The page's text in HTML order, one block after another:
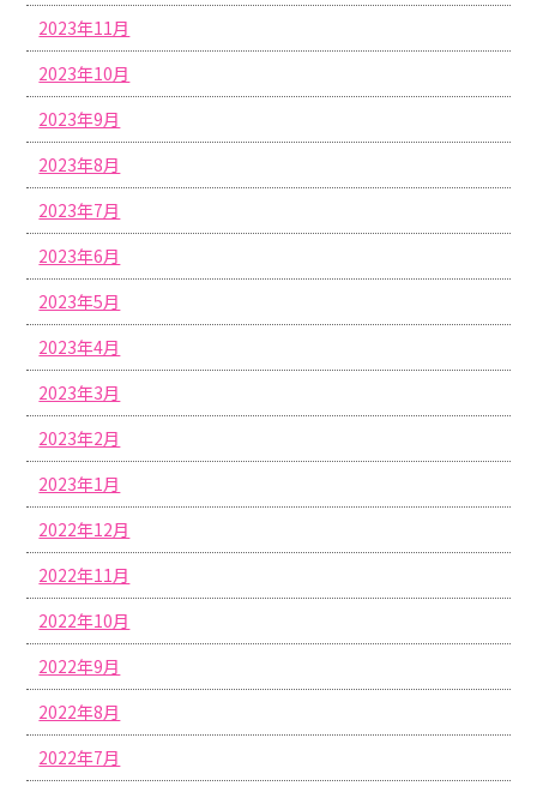
2023年11月
2023年10月
2023年9月
2023年8月
2023年7月
2023年6月
2023年5月
2023年4月
2023年3月
2023年2月
2023年1月
2022年12月
2022年11月
2022年10月
2022年9月
2022年8月
2022年7月